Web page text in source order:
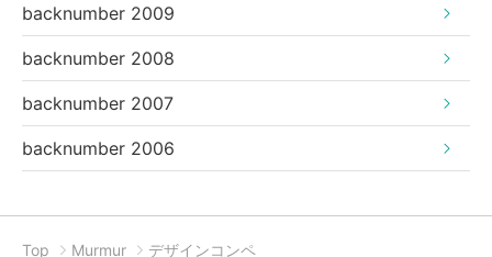
backnumber 2009
backnumber 2008
backnumber 2007
backnumber 2006
Top Murmur デザインコンペ